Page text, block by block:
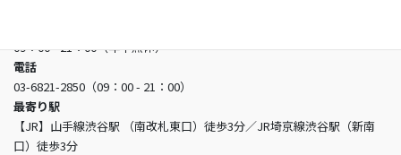
09：00 - 21：00（年中無休）
電話
03-6821-2850（09：00 - 21：00）
最寄り駅
【JR】山手線渋谷駅 （南改札東口）徒歩3分／JR埼京線渋谷駅（新南
口）徒歩3分